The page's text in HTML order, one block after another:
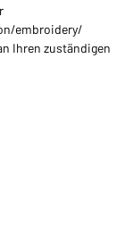
embroidery/
Ihren zuständigen